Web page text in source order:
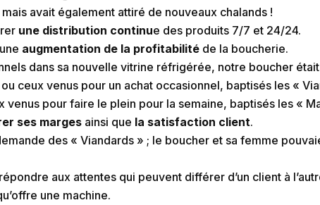
avait également attiré de nouveaux chalands !
une distribution continue des produits 7/7 et 24/24.
augmentation de la profitabilité de la boucherie.
dans sa nouvelle vitrine réfrigérée, notre boucher
ceux venus pour un achat occasionnel, baptisés les «
venus pour faire le plein pour la semaine, baptisés les «
ses marges ainsi que la satisfaction client.
des « Viandards » ; le boucher et sa femme
aux attentes qui peuvent différer d’un client à
une machine.